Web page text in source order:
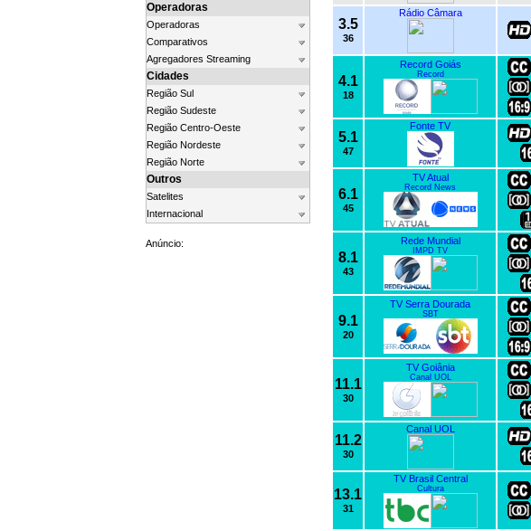
Operadoras
Operadoras
Comparativos
Agregadores Streaming
Cidades
Região Sul
Região Sudeste
Região Centro-Oeste
Região Nordeste
Região Norte
Outros
Satelites
Internacional
Anúncio:
3.5
36
Rádio Câmara
4.1
18
Record Goiás
Record
5.1
47
Fonte TV
6.1
45
TV Atual
Record News
8.1
43
Rede Mundial
IMPD TV
9.1
20
TV Serra Dourada
SBT
11.1
30
TV Goiânia
Canal UOL
11.2
30
Canal UOL
13.1
31
TV Brasil Central
Cultura